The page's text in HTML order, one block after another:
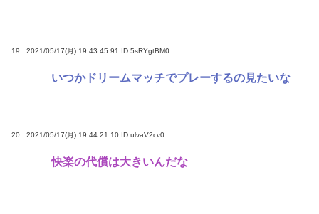
19 : 2021/05/17(月) 19:43:45.91 ID:5sRYgtBM0
いつかドリームマッチでプレーするの見たいな
20 : 2021/05/17(月) 19:44:21.10 ID:ulvaV2cv0
快楽の代償は大きいんだな